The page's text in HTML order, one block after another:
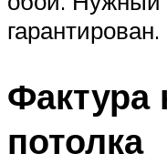
гарантирован.
Фактура
потолка